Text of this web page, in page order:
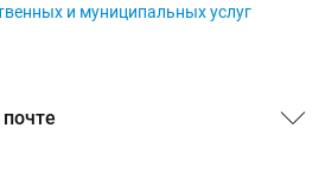
и муниципальных услуг